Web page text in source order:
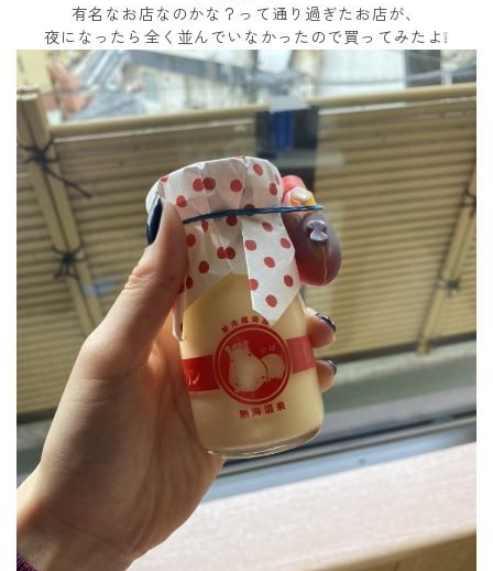
有名なお店なのかな？って通り過ぎたお店が、
夜になったら全く並んでいなかったので買ってみたよ❕